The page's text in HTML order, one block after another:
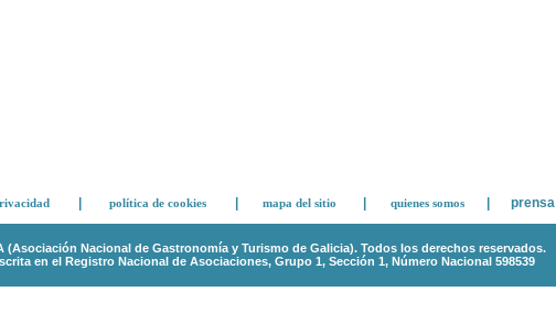
política de cookies mapa del sitio quienes somos prensa
(Asociación Nacional de Gastronomía y Turismo de Galicia). Todos los derechos reservados.
en el Registro Nacional de Asociaciones, Grupo 1, Sección 1, Número Nacional 598539